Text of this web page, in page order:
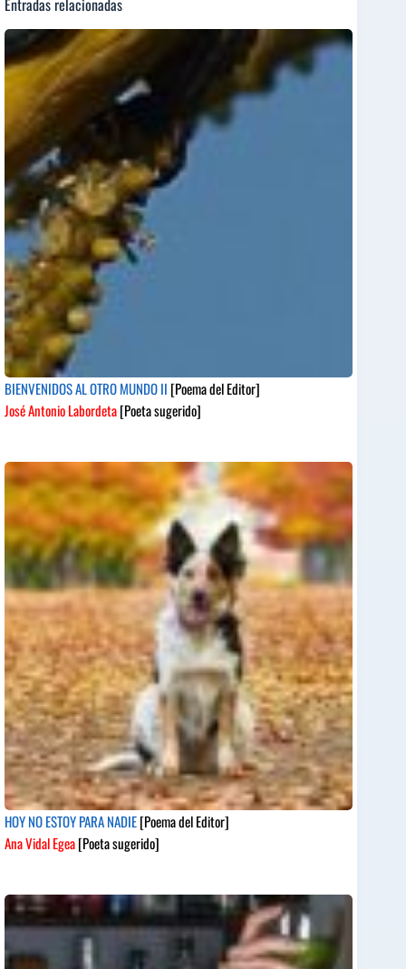
Entradas relacionadas
BIENVENIDOS AL OTRO MUNDO II [Poema del Editor]
José Antonio Labordeta[Poeta sugerido]
HOY NO ESTOY PARA NADIE[Poema del Editor]
Ana Vidal Egea[Poeta sugerido]